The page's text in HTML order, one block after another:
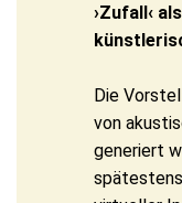
›Zufall‹
Die
von
generiert